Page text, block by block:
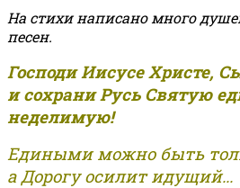
На стихи написано много
песен.
Господи Иисусе Христе,
и сохрани Русь Святую
неделимую!
Едиными можно быть
а Дорогу осилит идущий...